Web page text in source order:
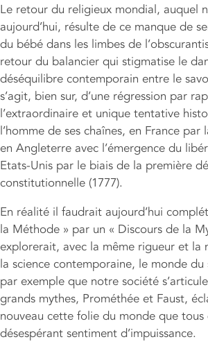
Le retour du religieux mondial, auquel
aujourd’hui, résulte de ce manque de
du bébé dans les limbes de
retour du balancier qui stigmatise le
déséquilibre contemporain entre le
s’agit, bien sur, d’une régression par
l’extraordinaire et unique tentative
l’homme de ses chaînes, en France par
en Angleterre avec l’émergence du
Etats-Unis par le biais de la première
constitutionnelle (1777).
En réalité il faudrait aujourd’hui
la Méthode » par un « Discours de la
explorerait, avec la même rigueur et la
la science contemporaine, le monde
par exemple que notre société
grands mythes, Prométhée et Faust,
nouveau cette folie du monde que
désespérant sentiment d’impuissance.